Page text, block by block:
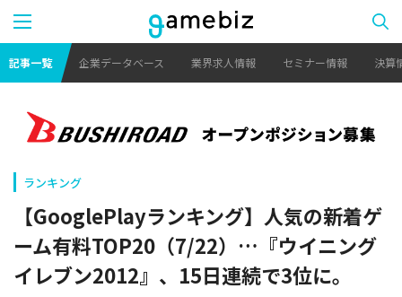
記事一覧 企業データベース 業界求人情報 セミナー情報 決算
ランキング
【GooglePlayランキング】人気の新着ゲ
ーム有料TOP20（7/22）…『ウイニング
イレブン2012』、15日連続で3位に。